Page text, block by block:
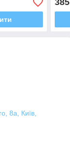
385
8а, Київ,